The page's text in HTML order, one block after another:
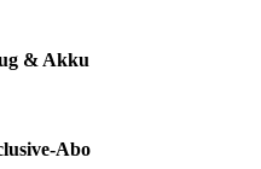
& Akku
Abo